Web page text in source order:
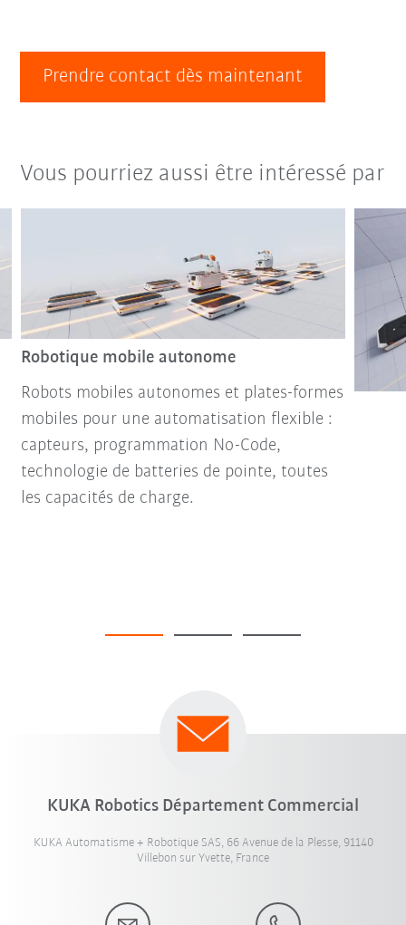
Prendre contact dès maintenant
Vous pourriez aussi être intéressé par
Robotique mobile autonome
Robots mobiles autonomes et plates-formes
mobiles pour une automatisation flexible :
capteurs, programmation No-Code,
technologie de batteries de pointe, toutes
les capacités de charge.
KUKA Robotics Département Commercial
KUKA Automatisme + Robotique SAS, 66 Avenue de la Plesse, 91140
Villebon sur Yvette, France